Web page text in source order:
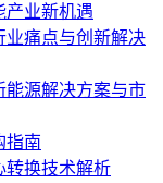
产业新机遇
业痛点与创新解决
能源解决方案与市
指南
转换技术解析